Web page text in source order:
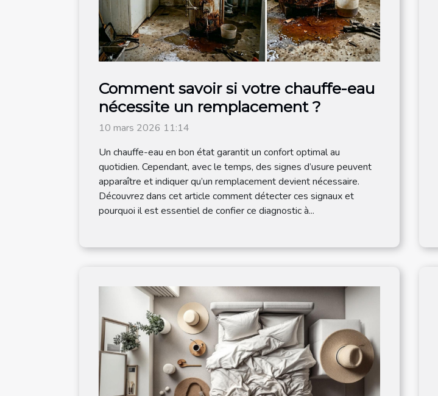
Comment savoir si votre chauffe-eau
nécessite un remplacement ?
10 mars 2026 11:14
Un chauffe-eau en bon état garantit un confort optimal au
quotidien. Cependant, avec le temps, des signes d’usure peuvent
apparaître et indiquer qu’un remplacement devient nécessaire.
Découvrez dans cet article comment détecter ces signaux et
pourquoi il est essentiel de confier ce diagnostic à...